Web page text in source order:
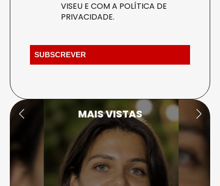
VISEU E COM A POLÍTICA DE
PRIVACIDADE.
MAIS VISTAS